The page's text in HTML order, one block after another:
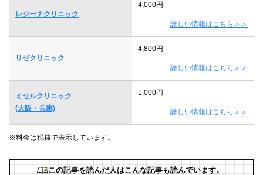
レジーナクリニック
4,000円
詳しい情報はこちら＞＞
リゼクリニック
4,800円
詳しい情報はこちら＞＞
ミセルクリニック
(大阪・兵庫)
1,000円
詳しい情報はこちら＞＞
※料金は税抜で表示しています。
この記事を読んだ人はこんな記事も読んでいます。